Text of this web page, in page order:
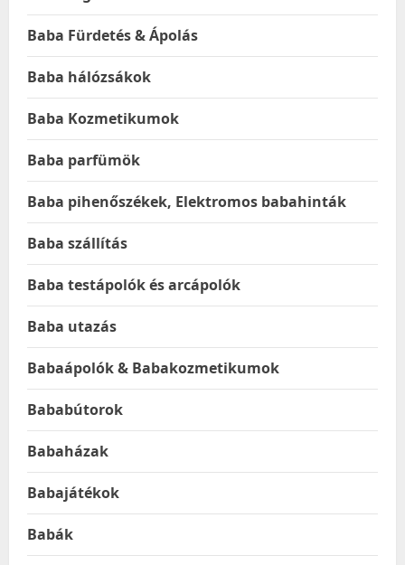
Baba Fürdetés & Ápolás
Baba hálózsákok
Baba Kozmetikumok
Baba parfümök
Baba pihenőszékek, Elektromos babahinták
Baba szállítás
Baba testápolók és arcápolók
Baba utazás
Babaápolók & Babakozmetikumok
Bababútorok
Babaházak
Babajátékok
Babák